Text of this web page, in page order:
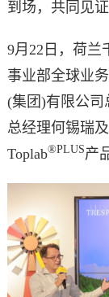
到场，共同见
9月22日，荷兰
事业部全球业
(集团)有限公司
总经理何锡瑞
Toplab®PLUS产